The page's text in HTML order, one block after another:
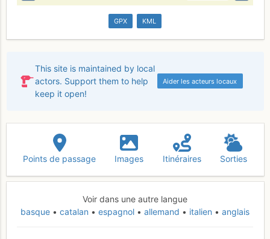
GPX KML
This site is maintained by local
actors. Support them to help
keep it open!
Aider les acteurs locaux
Points de passage Images Itinéraires Sorties
Voir dans une autre langue
basque
catalan espagnol allemand italien anglais